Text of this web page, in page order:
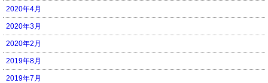
2020年4月
2020年3月
2020年2月
2019年8月
2019年7月